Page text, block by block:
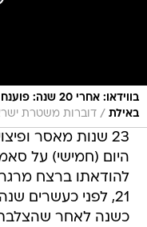
בווידאו: אחרי
באילת / דוברות משטרת
היום (חמישי) על
להודאתו ברצח
21, לפני כעשרים